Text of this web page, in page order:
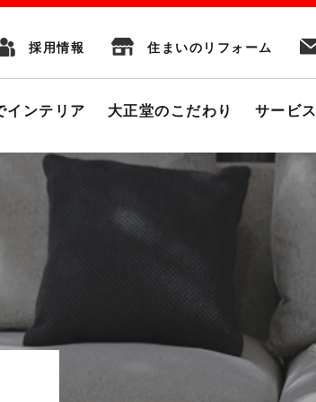
採用情報 住まいのリフォーム
インテリア 大正堂のこだわり サービス